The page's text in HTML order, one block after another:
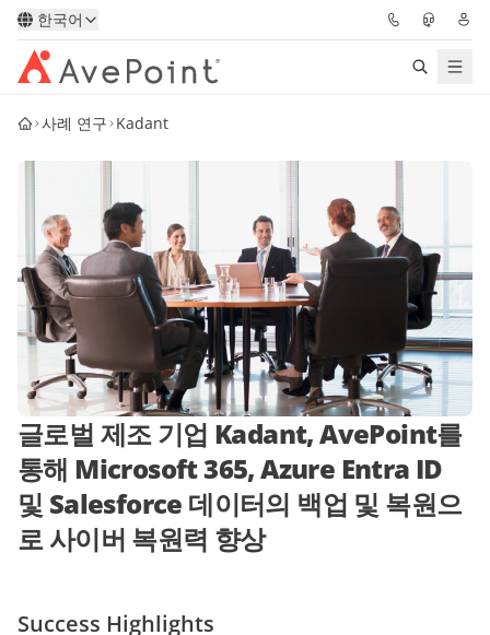
한국어
솔루션
Confidence Platform
가격
파트너
리소스
AvePoint
전문가 조언 받기 데모 요청하기
사례 연구 Kadant
글로벌 제조 기업 Kadant, AvePoint를
통해 Microsoft 365, Azure Entra ID
및 Salesforce 데이터의 백업 및 복원으
로 사이버 복원력 향상
Success Highlights